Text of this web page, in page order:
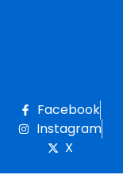
Facebook
Instagram
X